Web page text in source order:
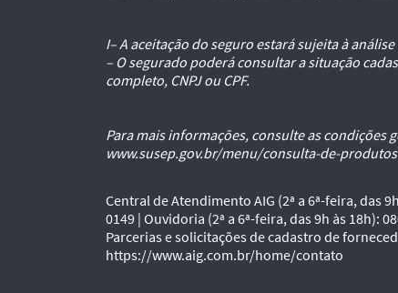
I– A aceitação do seguro estará sujeita à
– O segurado poderá consultar a situação
completo, CNPJ ou CPF.
Para mais informações, consulte as condições
www.susep.gov.br/menu/consulta-de-
Central de Atendimento AIG (2ª a 6ª-feira, das
0149 | Ouvidoria (2ª a 6ª-feira, das 9h às 18h):
Parcerias e solicitações de cadastro de
https://www.aig.com.br/home/contato